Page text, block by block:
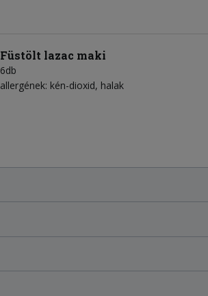
Füstölt lazac maki
6db
allergének: kén-dioxid, halak